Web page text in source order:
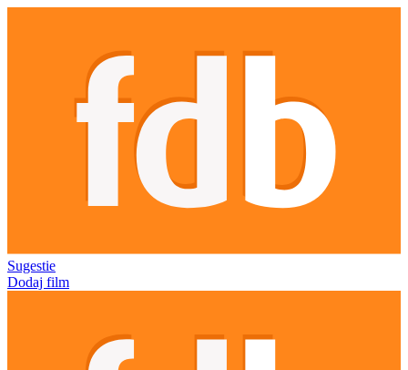
Sugestie
Dodaj film